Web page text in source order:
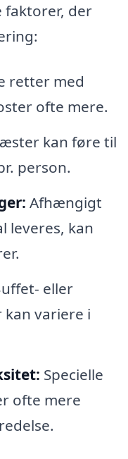
faktorer, der
retter med
ofte mere.
kan føre til
person.
Afhængigt
leveres, kan
eller
variere i
Specielle
ofte mere